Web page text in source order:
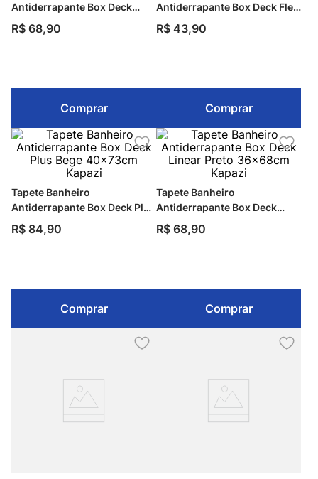
Antiderrapante Box Deck
Linear Cinza 36x68cm Kapazi
R$ 68,90
Comprar
Antiderrapante Box Deck Flex
Bege 36x68cm Kapazi
R$ 43,90
Comprar
Tapete Banheiro
Antiderrapante Box Deck Plus
Bege 40x73cm Kapazi
R$ 84,90
Comprar
Tapete Banheiro
Antiderrapante Box Deck
Linear Preto 36x68cm Kapazi
R$ 68,90
Comprar